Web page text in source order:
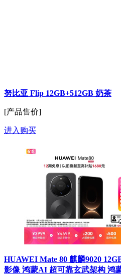
努比亚 Flip 12GB+512GB 奶茶
[产品售价]
进入购买
HUAWEI Mate 80 麒麟9020
影像 鸿蒙AI 超可靠玄武架构 鸿